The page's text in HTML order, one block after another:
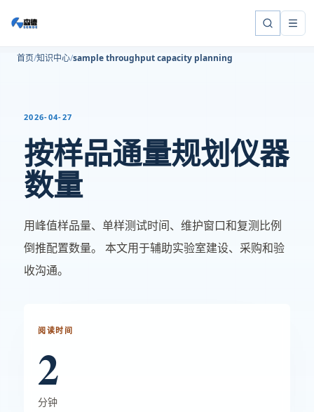
首页 知识中心 sample throughput capacity planning
2026-04-27
按样品通量规划仪器
数量
用峰值样品量、单样测试时间、维护窗口和复测比例
倒推配置数量。 本文用于辅助实验室建设、采购和验
收沟通。
阅读时间
2
分钟